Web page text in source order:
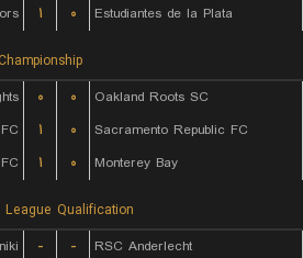
۱ ۰ Estudiantes de la Plata
۰ ۰
Oakland Roots SC
۱ ۰
Sacramento Republic FC
۱ ۰ Monterey Bay
League Qualification
- -
RSC Anderlecht